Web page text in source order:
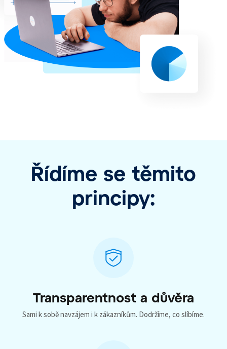
Řídíme se těmito
principy:
Transparentnost a důvěra
Sami k sobě navzájem i k zákazníkům. Dodržíme, co slíbíme.